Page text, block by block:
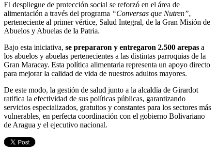
El despliegue de protección social se reforzó en el área de
alimentación a través del programa “Conversas que Nutren”,
perteneciente al primer vértice, Salud Integral, de la Gran Misión de
Abuelos y Abuelas de la Patria.
Bajo esta iniciativa, se prepararon y entregaron 2.500 arepas a
los abuelos y abuelas pertenecientes a las distintas parroquias de la
Gran Maracay. Esta política alimentaria representa un apoyo directo
para mejorar la calidad de vida de nuestros adultos mayores.
De este modo, la gestión de salud junto a la alcaldía de Girardot
ratifica la efectividad de sus políticas públicas, garantizando
servicios especializados, gratuitos y constantes para los sectores más
vulnerables, en perfecta coordinación con el gobierno Bolivariano
de Aragua y el ejecutivo nacional.